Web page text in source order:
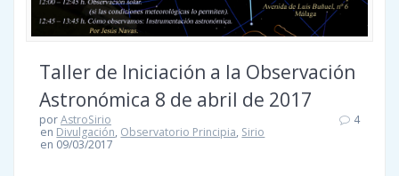
Taller de Iniciación a la Observación
Astronómica 8 de abril de 2017
porAstroSirio
en Divulgación, Observatorio Principia, Sirio
en 09/03/2017
4